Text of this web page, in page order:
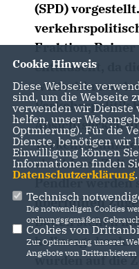
(SPD)
Fraktion, Rainer
enttäuscht, da
weiterhin nur
Verkehrspolitik
absehbare Zeit
Pendler werden
überfüllten
Bauch stehen
halbwegs
wurden auf die
Cookie Hinweis
Diese Webseite
sind, um die Webseite
verwenden wir
helfen, unser
Optmierung). Für die
Dienste, benötigen wir
Einwilligung können
Informationen finden
Datenschutzerklärung.
Technisch
Die notwendigen Cookies
ordnungsgemäßen
Cookies von
Zur Optimierung unserer
Angebote von Drittanbietern